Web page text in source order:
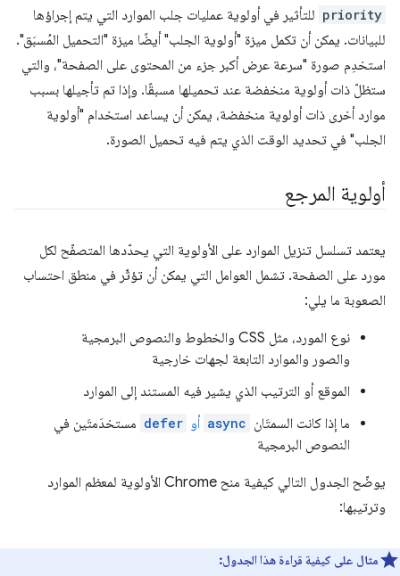
priority للتأثير في أولوية عمليات جلب الموارد التي يتم إجراؤها
للبيانات. يمكن أن تكمل ميزة "أولوية الجلب" أيضًا ميزة "التحميل المُسبَق".
استخدِم صورة "سرعة عرض أكبر جزء من المحتوى على الصفحة"، والتي
ستظلّ ذات أولوية منخفضة عند تحميلها مسبقًا. وإذا تم تأجيلها بسبب
موارد أخرى ذات أولوية منخفضة، يمكن أن يساعد استخدام "أولوية
الجلب" في تحديد الوقت الذي يتم فيه تحميل الصورة.
أولوية المرجع
يعتمد تسلسل تنزيل الموارد على الأولوية التي يحدّدها المتصفّح لكل
مورد على الصفحة. تشمل العوامل التي يمكن أن تؤثّر في منطق احتساب
الصعوبة ما يلي:
نوع المورد، مثل CSS والخطوط والنصوص البرمجية
والصور والموارد التابعة لجهات خارجية
الموقع أو الترتيب الذي يشير فيه المستند إلى الموارد
ما إذا كانت السمتَان async أو defer مستخدَمتَين في
النصوص البرمجية
يوضّح الجدول التالي كيفية منح Chrome الأولوية لمعظم الموارد
وترتيبها:
مثال على كيفية قراءة هذا الجدول: